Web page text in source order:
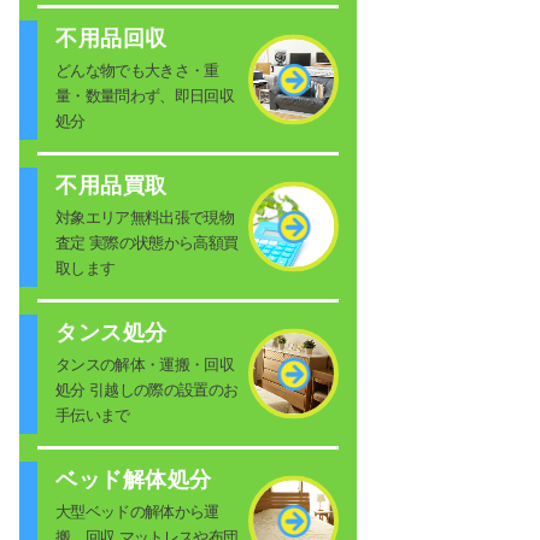
不用品回収
どんな物でも大きさ・重
量・数量問わず、即日回収
処分
不用品買取
対象エリア無料出張で現物
査定 実際の状態から高額買
取します
タンス処分
タンスの解体・運搬・回収
処分 引越しの際の設置のお
手伝いまで
ベッド解体処分
大型ベッドの解体から運